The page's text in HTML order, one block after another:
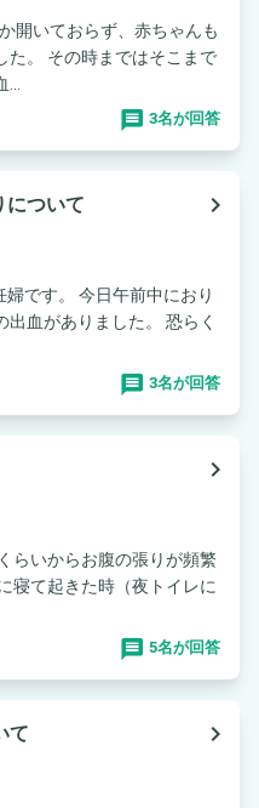
開いておらず、赤ちゃんも
た。 その時まではそこまで
3名が回答
について
navigate_next
です。 今日午前中におり
血がありました。 恐らく
3名が回答
navigate_next
らいからお腹の張りが頻繁
寝て起きた時（夜トイレに
5名が回答
て
navigate_next